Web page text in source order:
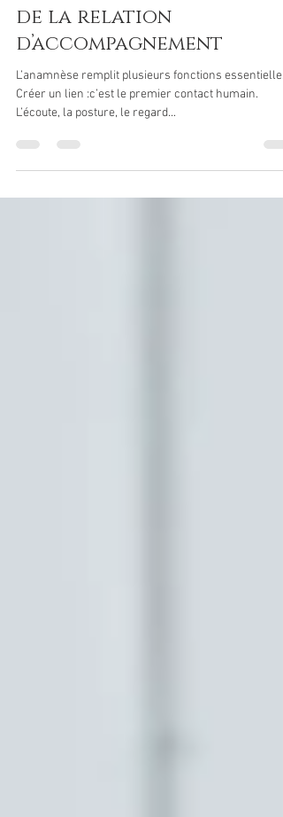
L’anamnèse : un temps clé
de la relation
d’accompagnement
L’anamnèse remplit plusieurs fonctions essentielles
L’écoute, la posture, le regard...